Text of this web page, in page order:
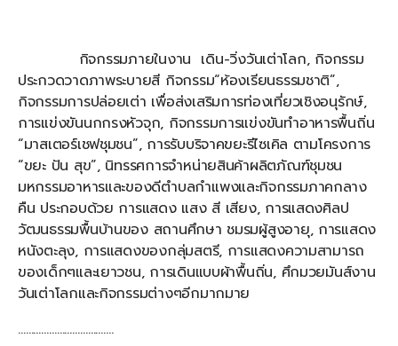
กิจกรรมภายในงาน เดิน-วิ่งวันเต่าโลก, กิจกรรม
ประกวดวาดภาพระบายสี กิจกรรม“ห้องเรียนธรรมชาติ”,
กิจกรรมการปล่อยเต่า เพื่อส่งเสริมการท่องเที่ยวเชิงอนุรักษ์,
การแข่งขันนกกรงหัวจุก, กิจกรรมการแข่งขันทำอาหารพื้นถิ่น
“มาสเตอร์เชฟชุมชน”, การรับบริจาคขยะรีไซเคิล ตามโครงการ
“ขยะ ปัน สุข”, นิทรรศการจำหน่ายสินค้าผลิตภัณฑ์ชุมชน
มหกรรมอาหารและของดีตำบลกำแพงและกิจกรรมภาคกลาง
คืน ประกอบด้วย การแสดง แสง สี เสียง, การแสดงศิลป
วัฒนธรรมพื้นบ้านของ สถานศึกษา ชมรมผู้สูงอายุ, การแสดง
หนังตะลุง, การแสดงของกลุ่มสตรี, การแสดงความสามารถ
ของเด็กๆและเยาวชน, การเดินแบบผ้าพื้นถิ่น, ศึกมวยมันส์งาน
วันเต่าโลกและกิจกรรมต่างๆอีกมากมาย
……………………………….